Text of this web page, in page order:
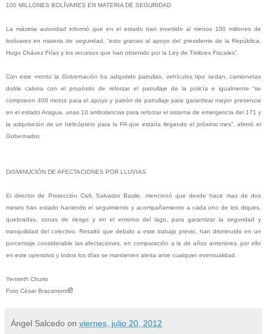
100 MILLONES BOLÍVARES EN MATERIA DE SEGURIDAD
La máxima autoridad informó que en el estado han invertido al menos 100 millones de
bolívares en materia de seguridad, “esto gracias al apoyo del presidente de la República,
Hugo Chávez Frías y los recursos que han obtenido por la Ley de Timbres Fiscales”.
Con este monto la Gobernación ha adquirido patrullas, vehículos tipo sedan, camionetas
doble cabina con el propósito de reforzar el patrullaje de la policía e igualmente “se
compraron 400 motos para el apoyo y patrón de patrullaje para garantizar mayor presencia
en el estado Aragua, unas 10 ambulancias para reforzar el sistema de emergencia del 171 y
la adquisición de un helicóptero para la PA que estaría llegando el próximo mes”, afirmó el
Gobernador.
DISMINUCIÓN DE AFECTACIONES POR LLUVIAS
El director de Protección Civil, Salvador Basile, mencionó que desde hace mas de dos
meses han estado haciendo el seguimiento y acompañamiento a cada uno de los diques,
quebradas, zonas de riesgo y en el entorno del lago, para garantizar la seguridad y
tranquilidad del colectivo. Resaltó que debido a este trabajo previo, han disminuido en un
porcentaje considerable las afectaciones, en comparación a la de años anteriores, por ello
en este operativo y todos los días se mantienen alerta ante cualquier eventualidad.
Yenireth Churio
Foto César Bracamonte
Ángel Salcedo on viernes, julio 20, 2012